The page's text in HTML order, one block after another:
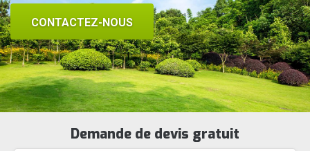
CONTACTEZ-NOUS
Demande de devis gratuit